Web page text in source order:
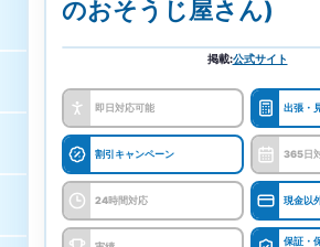
のおそうじ屋さん)
掲載:公式サイト
即日対応可能 出張・
割引キャンペーン 365日
24時間対応 現金以
保証・